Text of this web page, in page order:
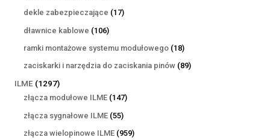
produktów
dekle zabezpieczające 1717
dławnice kablowe 106106
produktów
ramki montażowe systemu modułowego 1818
produktów
zaciskarki i narzędzia do zaciskania pinów 8989
ILME 12971297
produktów
złącza modułowe ILME 147147
złącza sygnałowe ILME 5555
produktów
złącza wielopinowe ILME 959959